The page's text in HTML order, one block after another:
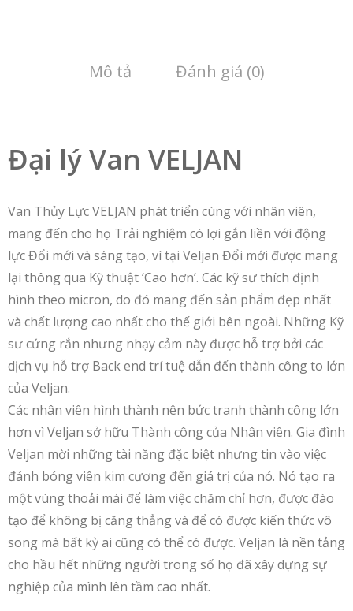
Mô tả Đánh giá (0)
Đại lý Van VELJAN
Van Thủy Lực VELJAN phát triển cùng với nhân viên,
mang đến cho họ Trải nghiệm có lợi gắn liền với động
lực Đổi mới và sáng tạo, vì tại Veljan Đổi mới được mang
lại thông qua Kỹ thuật ‘Cao hơn’. Các kỹ sư thích định
hình theo micron, do đó mang đến sản phẩm đẹp nhất
và chất lượng cao nhất cho thế giới bên ngoài. Những Kỹ
sư cứng rắn nhưng nhạy cảm này được hỗ trợ bởi các
dịch vụ hỗ trợ Back end trí tuệ dẫn đến thành công to lớn
của Veljan.
Các nhân viên hình thành nên bức tranh thành công lớn
hơn vì Veljan sở hữu Thành công của Nhân viên. Gia đình
Veljan mời những tài năng đặc biệt nhưng tin vào việc
đánh bóng viên kim cương đến giá trị của nó. Nó tạo ra
một vùng thoải mái để làm việc chăm chỉ hơn, được đào
tạo để không bị căng thẳng và để có được kiến ​​thức vô
song mà bất kỳ ai cũng có thể có được. Veljan là nền tảng
cho hầu hết những người trong số họ đã xây dựng sự
nghiệp của mình lên tầm cao nhất.